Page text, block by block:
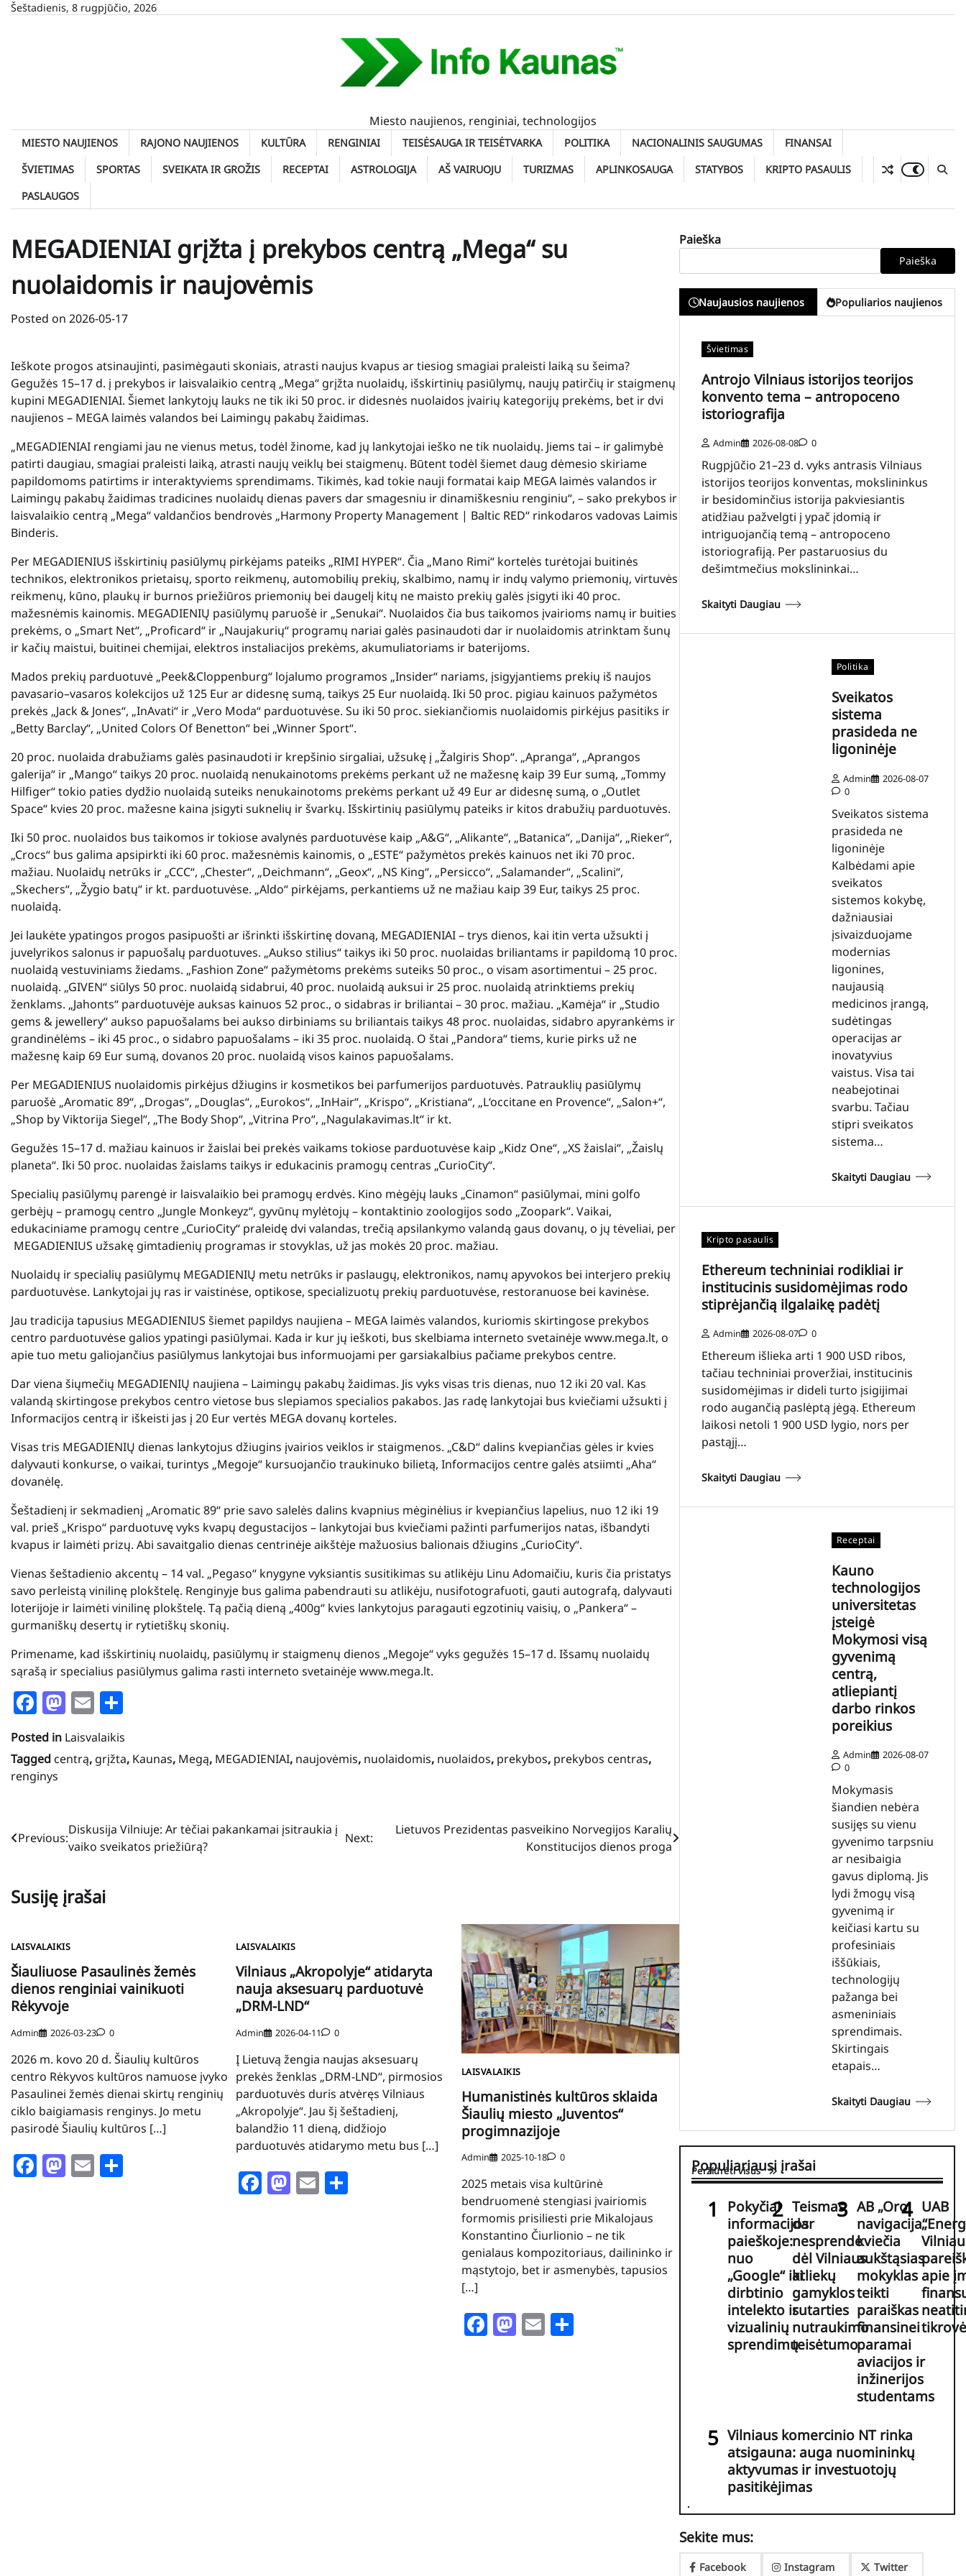
SkipŠeštadienis, 8 rugpjūčio, 2026
Miesto naujienos, renginiai, technologijos
MIESTO NAUJIENOS RAJONO NAUJIENOS KULTŪRA RENGINIAI TEISĖSAUGA IR TEISĖTVARKA POLITIKA NACIONALINIS SAUGUMAS
FINANSAI
ŠVIETIMAS
SPORTAS SVEIKATA IR GROŽIS RECEPTAI ASTROLOGIJA AŠ VAIRUOJU TURIZMAS APLINKOSAUGA STATYBOS
KRIPTO PASAULIS
PASLAUGOS
MEGADIENIAI grįžta į prekybos centrą „Mega“ su
nuolaidomis ir naujovėmis
Posted on 2026-05-17
Ieškote progos atsinaujinti, pasimėgauti skoniais, atrasti naujus kvapus ar tiesiog smagiai praleisti laiką su šeima?
Gegužės 15–17 d. į prekybos ir laisvalaikio centrą „Mega“ grįžta nuolaidų, išskirtinių pasiūlymų, naujų patirčių ir staigmenų
kupini MEGADIENIAI. Šiemet lankytojų lauks ne tik iki 50 proc. ir didesnės nuolaidos įvairių kategorijų prekėms, bet ir dvi
naujienos – MEGA laimės valandos bei Laimingų pakabų žaidimas.
„MEGADIENIAI rengiami jau ne vienus metus, todėl žinome, kad jų lankytojai ieško ne tik nuolaidų. Jiems tai – ir galimybė
patirti daugiau, smagiai praleisti laiką, atrasti naujų veiklų bei staigmenų. Būtent todėl šiemet daug dėmesio skiriame
papildomoms patirtims ir interaktyviems sprendimams. Tikimės, kad tokie nauji formatai kaip MEGA laimės valandos ir
Laimingų pakabų žaidimas tradicines nuolaidų dienas pavers dar smagesniu ir dinamiškesniu renginiu“, – sako prekybos ir
laisvalaikio centrą „Mega“ valdančios bendrovės „Harmony Property Management | Baltic RED“ rinkodaros vadovas Laimis
Binderis.
Per MEGADIENIUS išskirtinių pasiūlymų pirkėjams pateiks „RIMI HYPER“. Čia „Mano Rimi“ kortelės turėtojai buitinės
technikos, elektronikos prietaisų, sporto reikmenų, automobilių prekių, skalbimo, namų ir indų valymo priemonių, virtuvės
reikmenų, kūno, plaukų ir burnos priežiūros priemonių bei daugelį kitų ne maisto prekių galės įsigyti iki 40 proc.
mažesnėmis kainomis. MEGADIENIŲ pasiūlymų paruošė ir „Senukai“. Nuolaidos čia bus taikomos įvairioms namų ir buities
prekėms, o „Smart Net“, „Proficard“ ir „Naujakurių“ programų nariai galės pasinaudoti dar ir nuolaidomis atrinktam šunų
ir kačių maistui, buitinei chemijai, elektros instaliacijos prekėms, akumuliatoriams ir baterijoms.
Mados prekių parduotuvė „Peek&Cloppenburg“ lojalumo programos „Insider“ nariams, įsigyjantiems prekių iš naujos
pavasario–vasaros kolekcijos už 125 Eur ar didesnę sumą, taikys 25 Eur nuolaidą. Iki 50 proc. pigiau kainuos pažymėtos
prekės „Jack & Jones“, „InAvati“ ir „Vero Moda“ parduotuvėse. Su iki 50 proc. siekiančiomis nuolaidomis pirkėjus pasitiks ir
„Betty Barclay“, „United Colors Of Benetton“ bei „Winner Sport“.
20 proc. nuolaida drabužiams galės pasinaudoti ir krepšinio sirgaliai, užsukę į „Žalgiris Shop“. „Apranga“, „Aprangos
galerija“ ir „Mango“ taikys 20 proc. nuolaidą nenukainotoms prekėms perkant už ne mažesnę kaip 39 Eur sumą, „Tommy
Hilfiger“ tokio paties dydžio nuolaidą suteiks nenukainotoms prekėms perkant už 49 Eur ar didesnę sumą, o „Outlet
Space“ kvies 20 proc. mažesne kaina įsigyti suknelių ir švarkų. Išskirtinių pasiūlymų pateiks ir kitos drabužių parduotuvės.
Iki 50 proc. nuolaidos bus taikomos ir tokiose avalynės parduotuvėse kaip „A&G“, „Alikante“, „Batanica“, „Danija“, „Rieker“,
„Crocs“ bus galima apsipirkti iki 60 proc. mažesnėmis kainomis, o „ESTE“ pažymėtos prekės kainuos net iki 70 proc.
mažiau. Nuolaidų netrūks ir „CCC“, „Chester“, „Deichmann“, „Geox“, „NS King“, „Persicco“, „Salamander“, „Scalini“,
„Skechers“, „Žygio batų“ ir kt. parduotuvėse. „Aldo“ pirkėjams, perkantiems už ne mažiau kaip 39 Eur, taikys 25 proc.
nuolaidą.
Jei laukėte ypatingos progos pasipuošti ar išrinkti išskirtinę dovaną, MEGADIENIAI – trys dienos, kai itin verta užsukti į
juvelyrikos salonus ir papuošalų parduotuves. „Aukso stilius“ taikys iki 50 proc. nuolaidas briliantams ir papildomą 10 proc.
nuolaidą vestuviniams žiedams. „Fashion Zone“ pažymėtoms prekėms suteiks 50 proc., o visam asortimentui – 25 proc.
nuolaidą. „GIVEN“ siūlys 50 proc. nuolaidą sidabrui, 40 proc. nuolaidą auksui ir 25 proc. nuolaidą atrinktiems prekių
ženklams. „Jahonts“ parduotuvėje auksas kainuos 52 proc., o sidabras ir briliantai – 30 proc. mažiau. „Kamėja“ ir „Studio
gems & jewellery“ aukso papuošalams bei aukso dirbiniams su briliantais taikys 48 proc. nuolaidas, sidabro apyrankėms ir
grandinėlėms – iki 45 proc., o sidabro papuošalams – iki 35 proc. nuolaidą. O štai „Pandora“ tiems, kurie pirks už ne
mažesnę kaip 69 Eur sumą, dovanos 20 proc. nuolaidą visos kainos papuošalams.
Per MEGADIENIUS nuolaidomis pirkėjus džiugins ir kosmetikos bei parfumerijos parduotuvės. Patrauklių pasiūlymų
paruošė „Aromatic 89“, „Drogas“, „Douglas“, „Eurokos“, „InHair“, „Krispo“, „Kristiana“, „L‘occitane en Provence“, „Salon+“,
„Shop by Viktorija Siegel“, „The Body Shop“, „Vitrina Pro“, „Nagulakavimas.lt“ ir kt.
Gegužės 15–17 d. mažiau kainuos ir žaislai bei prekės vaikams tokiose parduotuvėse kaip „Kidz One“, „XS žaislai“, „Žaislų
planeta“. Iki 50 proc. nuolaidas žaislams taikys ir edukacinis pramogų centras „CurioCity“.
Specialių pasiūlymų parengė ir laisvalaikio bei pramogų erdvės. Kino mėgėjų lauks „Cinamon“ pasiūlymai, mini golfo
gerbėjų – pramogų centro „Jungle Monkeyz“, gyvūnų mylėtojų – kontaktinio zoologijos sodo „Zoopark“. Vaikai,
edukaciniame pramogų centre „CurioCity“ praleidę dvi valandas, trečią apsilankymo valandą gaus dovanų, o jų tėveliai, per
MEGADIENIUS užsakę gimtadienių programas ir stovyklas, už jas mokės 20 proc. mažiau.
Nuolaidų ir specialių pasiūlymų MEGADIENIŲ metu netrūks ir paslaugų, elektronikos, namų apyvokos bei interjero prekių
parduotuvėse. Lankytojai jų ras ir vaistinėse, optikose, specializuotų prekių parduotuvėse, restoranuose bei kavinėse.
Jau tradicija tapusius MEGADIENIUS šiemet papildys naujiena – MEGA laimės valandos, kuriomis skirtingose prekybos
centro parduotuvėse galios ypatingi pasiūlymai. Kada ir kur jų ieškoti, bus skelbiama interneto svetainėjewww.mega.lt, o
apie tuo metu galiojančius pasiūlymus lankytojai bus informuojami per garsiakalbius pačiame prekybos centre.
Dar viena šiųmečių MEGADIENIŲ naujiena – Laimingų pakabų žaidimas. Jis vyks visas tris dienas, nuo 12 iki 20 val. Kas
valandą skirtingose prekybos centro vietose bus slepiamos specialios pakabos. Jas radę lankytojai bus kviečiami užsukti į
Informacijos centrą ir iškeisti jas į 20 Eur vertės MEGA dovanų korteles.
Visas tris MEGADIENIŲ dienas lankytojus džiugins įvairios veiklos ir staigmenos. „C&D“ dalins kvepiančias gėles ir kvies
dalyvauti konkurse, o vaikai, turintys „Megoje“ kursuojančio traukinuko bilietą, Informacijos centre galės atsiimti „Aha“
dovanėlę.
Šeštadienį ir sekmadienį „Aromatic 89“ prie savo salelės dalins kvapnius mėginėlius ir kvepiančius lapelius, nuo 12 iki 19
val. prieš „Krispo“ parduotuvę vyks kvapų degustacijos – lankytojai bus kviečiami pažinti parfumerijos natas, išbandyti
kvapus ir laimėti prizų. Abi savaitgalio dienas centrinėje aikštėje mažuosius balionais džiugins „CurioCity“.
Vienas šeštadienio akcentų – 14 val. „Pegaso“ knygyne vyksiantis susitikimas su atlikėju Linu Adomaičiu, kuris čia pristatys
savo perleistą vinilinę plokštelę. Renginyje bus galima pabendrauti su atlikėju, nusifotografuoti, gauti autografą, dalyvauti
loterijoje ir laimėti vinilinę plokštelę. Tą pačią dieną „400g“ kvies lankytojus paragauti egzotinių vaisių, o „Pankera“ –
gurmaniškų desertų ir rytietiškų skonių.
Primename, kad išskirtinių nuolaidų, pasiūlymų ir staigmenų dienos „Megoje“ vyks gegužės 15–17 d. Išsamų nuolaidų
sąrašą ir specialius pasiūlymus galima rasti interneto svetainėjewww.mega.lt.
Facebook
Mastodon
Email
Posted in Laisvalaikis
Tagged centrą, grįžta, Kaunas, Megą, MEGADIENIAI, naujovėmis, nuolaidomis, nuolaidos, prekybos, prekybos centras,
renginys
Navigacija
įrašų
Previous:
Diskusija Vilniuje: Ar tėčiai pakankamai įsitraukia į
vaiko sveikatos priežiūrą?
Next:
Lietuvos Prezidentas pasveikino Norvegijos Karalių
Konstitucijos dienos proga
Susiję įrašai
LAISVALAIKIS
Šiauliuose Pasaulinės žemės
dienos renginiai vainikuoti
Rėkyvoje
Admin 2026-03-23 0
2026 m. kovo 20 d. Šiaulių kultūros
centro Rėkyvos kultūros namuose įvyko
Pasaulinei žemės dienai skirtų renginių
ciklo baigiamasis renginys. Jo metu
pasirodė Šiaulių kultūros […]
Facebook
Mastodon
Email
LAISVALAIKIS
Vilniaus „Akropolyje“ atidaryta
nauja aksesuarų parduotuvė
„DRM-LND“
Admin 2026-04-11 0
Į Lietuvą žengia naujas aksesuarų
prekės ženklas „DRM-LND“, pirmosios
parduotuvės duris atvėręs Vilniaus
„Akropolyje“. Jau šį šeštadienį,
balandžio 11 dieną, didžiojo
parduotuvės atidarymo metu bus […]
Facebook
Mastodon
Email
LAISVALAIKIS
Humanistinės kultūros sklaida
Šiaulių miesto „Juventos“
progimnazijoje
Admin 2025-10-18 0
2025 metais visa kultūrinė
bendruomenė stengiasi įvairiomis
formomis prisiliesti prie Mikalojaus
Konstantino Čiurlionio – ne tik
genialaus kompozitoriaus, dailininko ir
mąstytojo, bet ir asmenybės, tapusios
[…]
Facebook
Mastodon
EmailShare
Paieška
Paieška
Naujausios naujienos Populiarios naujienos
Švietimas
Antrojo Vilniaus istorijos teorijos
konvento tema – antropoceno
istoriografija
Admin 2026-08-08 0
Rugpjūčio 21–23 d. vyks antrasis Vilniaus
istorijos teorijos konventas, mokslininkus
ir besidominčius istorija pakviesiantis
atidžiau pažvelgti į ypač įdomią ir
intriguojančią temą – antropoceno
istoriografiją. Per pastaruosius du
dešimtmečius mokslininkai…
Skaityti Daugiau
Politika
Sveikatos
sistema
prasideda ne
ligoninėje
Admin
2026-08-07
0
Sveikatos sistema
prasideda ne
ligoninėje
Kalbėdami apie
sveikatos
sistemos kokybę,
dažniausiai
įsivaizduojame
modernias
ligonines,
naujausią
medicinos įrangą,
sudėtingas
operacijas ar
inovatyvius
vaistus. Visa tai
neabejotinai
svarbu. Tačiau
stipri sveikatos
sistema…
Skaityti Daugiau
Kripto pasaulis
Ethereum techniniai rodikliai ir
institucinis susidomėjimas rodo
stiprėjančią ilgalaikę padėtį
Admin 2026-08-07 0
Ethereum išlieka arti 1 900 USD ribos,
tačiau techniniai proveržiai, institucinis
susidomėjimas ir dideli turto įsigijimai
rodo augančią paslėptą jėgą. Ethereum
laikosi netoli 1 900 USD lygio, nors per
pastąjį…
Skaityti Daugiau
Receptai
Kauno
technologijos
universitetas
įsteigė
Mokymosi visą
gyvenimą
centrą,
atliepiantį
darbo rinkos
poreikius
Admin
2026-08-07
0
Mokymasis
šiandien nebėra
susijęs su vienu
gyvenimo tarpsniu
ar nesibaigia
gavus diplomą. Jis
lydi žmogų visą
gyvenimą ir
keičiasi kartu su
profesiniais
iššūkiais,
technologijų
pažanga bei
asmeniniais
sprendimais.
Skirtingais
etapais…
Skaityti Daugiau
Populiariausi įrašai
Peržiūrėti visus
Pokyčiai
informacijos
paieškoje:
nuo
„Google“ iki
dirbtinio
intelekto ir
vizualinių
sprendimų
Teismas
dar
nesprendė
dėl Vilniaus
atliekų
gamyklos
sutarties
nutraukimo
teisėtumo
AB „Oro
navigacija“
kviečia
aukštąsias
mokyklas
teikti
paraiškas
finansinei
paramai
aviacijos ir
inžinerijos
studentams
UAB
apie
Vilniaus komercinio NT rinka
atsigauna: auga nuomininkų
aktyvumas ir investuotojų
pasitikėjimas
Sekite mus:
Facebook Instagram Twitter